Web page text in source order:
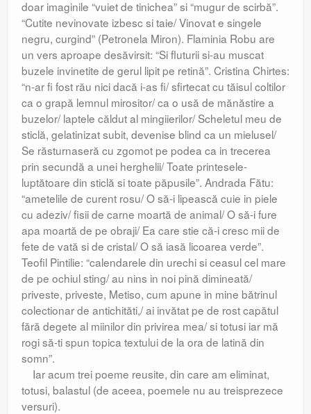
doar imaginile “vuiet de tinichea” si “mugur de scirbă”.
“Cutite nevinovate izbesc si taie/ Vinovat e singele
negru, curgind” (Petronela Miron). Flaminia Robu are
un vers aproape desăvirsit: “Si fluturii si-au muscat
buzele invinetite de gerul lipit pe retină”. Cristina Chirtes:
“n-ar fi fost rău nici dacă i-as fi/ sfirtecat cu tăisul coltilor
ca o grapă lemnul mirositor/ ca o usă de mănăstire a
buzelor/ laptele căldut al mingiierilor/ Scheletul meu de
sticlă, gelatinizat subit, devenise blind ca un mielusel/
Se răsturnaseră cu zgomot pe podea ca in trecerea
prin secundă a unei herghelii/ Toate printesele-
luptătoare din sticlă si toate păpusile”. Andrada Fătu:
“ametelile de curent rosu/ O să-i lipească cuie in piele
cu adeziv/ fisii de carne moartă de animal/ O să-i fure
apa moartă de pe obraji/ Ea care stie că-i cresc mii de
fete de vată si de cristal/ O să iasă licoarea verde”.
Teofil Pintilie: “calendarele din urechi si ceasul cel mare
de pe ochiul sting/ au nins in noi pină dimineată/
priveste, priveste, Metiso, cum apune in mine bătrinul
colectionar de antichităti,/ ai invătat pe de rost capătul
fără degete al miinilor din privirea mea/ si totusi iar mă
rogi să-ti spun topica textului de la ora de latină din
somn”.
Iar acum trei poeme reusite, din care am eliminat,
totusi, balastul (de aceea, poemele nu au treisprezece
versuri).